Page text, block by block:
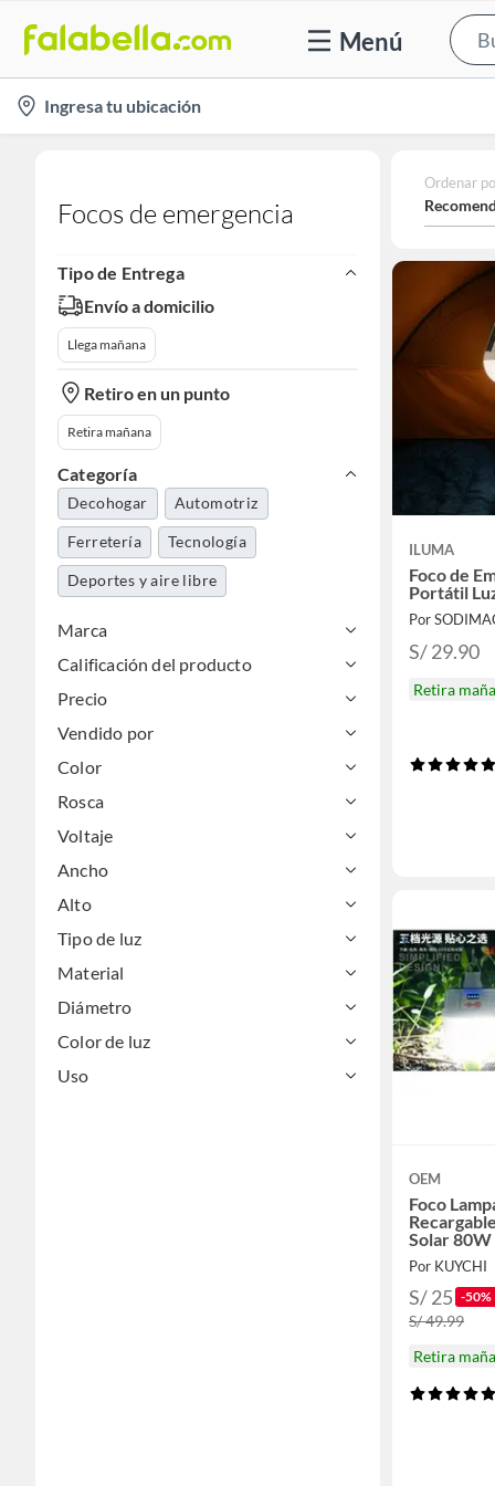
Menú
location-
icon
Ingresa tu ubicación
Focos de emergencia
Tipo de Entrega
Envío a domicilio
Llega mañana
Retiro en un punto
Retira mañana
Categoría
Decohogar Automotriz
Ferretería Tecnología
Deportes y aire libre
Marca
Calificación del producto
Precio
Vendido por
Color
Rosca
Voltaje
Ancho
Alto
Tipo de luz
Material
Diámetro
Color de luz
Uso
Ordenar
ILUMA
Foco de
Portátil
Por
S/ 29.90
Retira
OEM
Foco
Solar 80W
Por KUYCHI
S/ 25 -50%
S/ 49.99
Retira